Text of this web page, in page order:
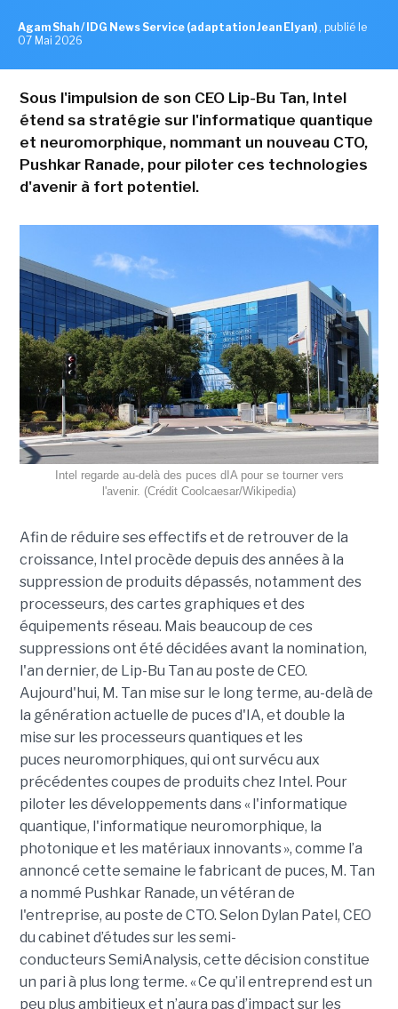
Agam Shah / IDG News Service (adaptation Jean Elyan) , publié le
07 Mai 2026
Sous l'impulsion de son CEO Lip-Bu Tan, Intel
étend sa stratégie sur l'informatique quantique
et neuromorphique, nommant un nouveau CTO,
Pushkar Ranade, pour piloter ces technologies
d'avenir à fort potentiel.
Intel regarde au-delà des puces dIA pour se tourner vers
l'avenir. (Crédit Coolcaesar/Wikipedia)
Afin de réduire ses effectifs et de retrouver de la
croissance, Intel procède depuis des années à la
suppression de produits dépassés, notamment des
processeurs, des cartes graphiques et des
équipements réseau. Mais beaucoup de ces
suppressions ont été décidées avant la nomination,
l'an dernier, de Lip-Bu Tan au poste de CEO.
Aujourd'hui, M. Tan mise sur le long terme, au-delà de
la génération actuelle de puces d'IA, et double la
mise sur les processeurs quantiques et les
puces neuromorphiques, qui ont survécu aux
précédentes coupes de produits chez Intel. Pour
piloter les développements dans « l'informatique
quantique, l'informatique neuromorphique, la
photonique et les matériaux innovants », comme l’a
annoncé cette semaine le fabricant de puces, M. Tan
a nommé Pushkar Ranade, un vétéran de
l'entreprise, au poste de CTO. Selon Dylan Patel, CEO
du cabinet d’études sur les semi-
conducteurs SemiAnalysis, cette décision constitue
un pari à plus long terme. « Ce qu’il entreprend est un
peu plus ambitieux et n’aura pas d’impact sur les